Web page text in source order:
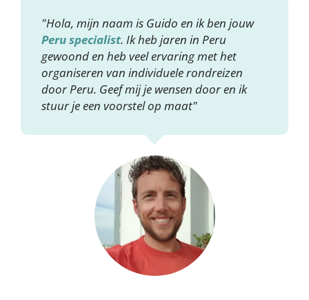
"Hola, mijn naam is Guido en ik ben jouw
Peru specialist. Ik heb jaren in Peru
gewoond en heb veel ervaring met het
organiseren van individuele rondreizen
door Peru. Geef mij je wensen door en ik
stuur je een voorstel op maat"